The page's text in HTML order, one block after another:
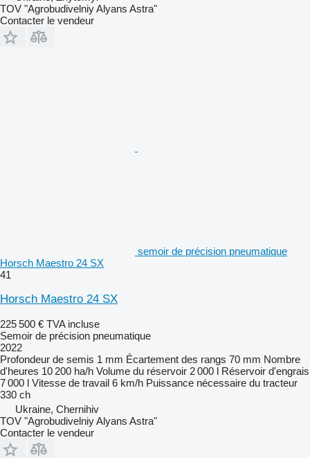
TOV "Agrobudivelniy Alyans Astra"
Contacter le vendeur
semoir de précision pneumatique
Horsch Maestro 24 SX
41
Horsch Maestro 24 SX
225 500 € TVA incluse
Semoir de précision pneumatique
2022
Profondeur de semis 1 mm Écartement des rangs 70 mm Nombre
d'heures 10 200 ha/h Volume du réservoir 2 000 l Réservoir d'engrais
7 000 l Vitesse de travail 6 km/h Puissance nécessaire du tracteur
330 ch
Ukraine, Chernihiv
TOV "Agrobudivelniy Alyans Astra"
Contacter le vendeur